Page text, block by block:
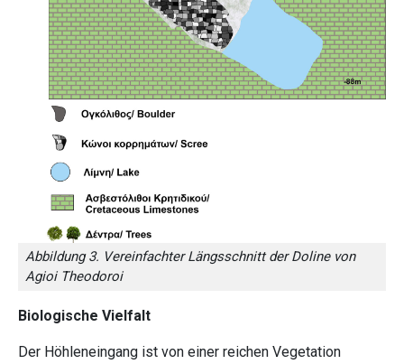
Abbildung 3. Vereinfachter Längsschnitt der Doline von
Agioi Theodoroi
Biologische Vielfalt
Der Höhleneingang ist von einer reichen Vegetation